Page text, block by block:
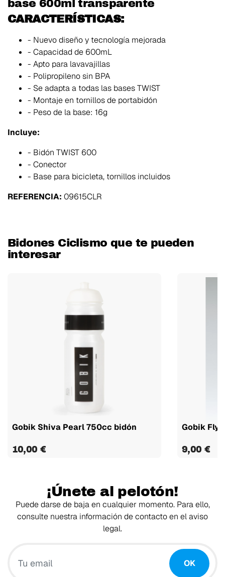
base 600ml transparente
CARACTERÍSTICAS:
- Nuevo diseño y tecnología mejorada
- Capacidad de 600mL
- Apto para lavavajillas
- Polipropileno sin BPA
- Se adapta a todas las bases TWIST
- Montaje en tornillos de portabidón
- Peso de la base: 16g
Incluye:
- Bidón TWIST 600
- Conector
- Base para bicicleta, tornillos incluidos
REFERENCIA: 09615CLR
Bidones Ciclismo que te pueden
interesar
Gobik Shiva Pearl 750cc bidón
10,00 €
Gobik Fly
9,00 €
¡Únete al pelotón!
Puede darse de baja en cualquier momento. Para ello,
consulte nuestra información de contacto en el aviso
legal.
OK